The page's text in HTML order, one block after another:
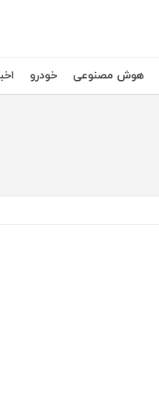
هوش مصنوعی خودرو